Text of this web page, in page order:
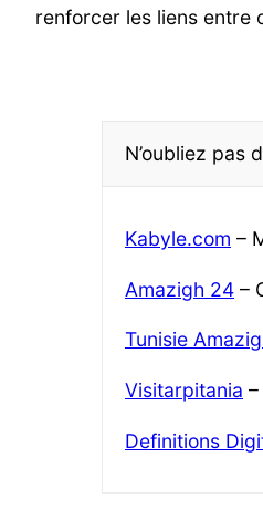
renforcer les liens entre
N’oubliez pas
Kabyle.com –
Amazigh 24 –
Tunisie
Visitarpitania
Definitions